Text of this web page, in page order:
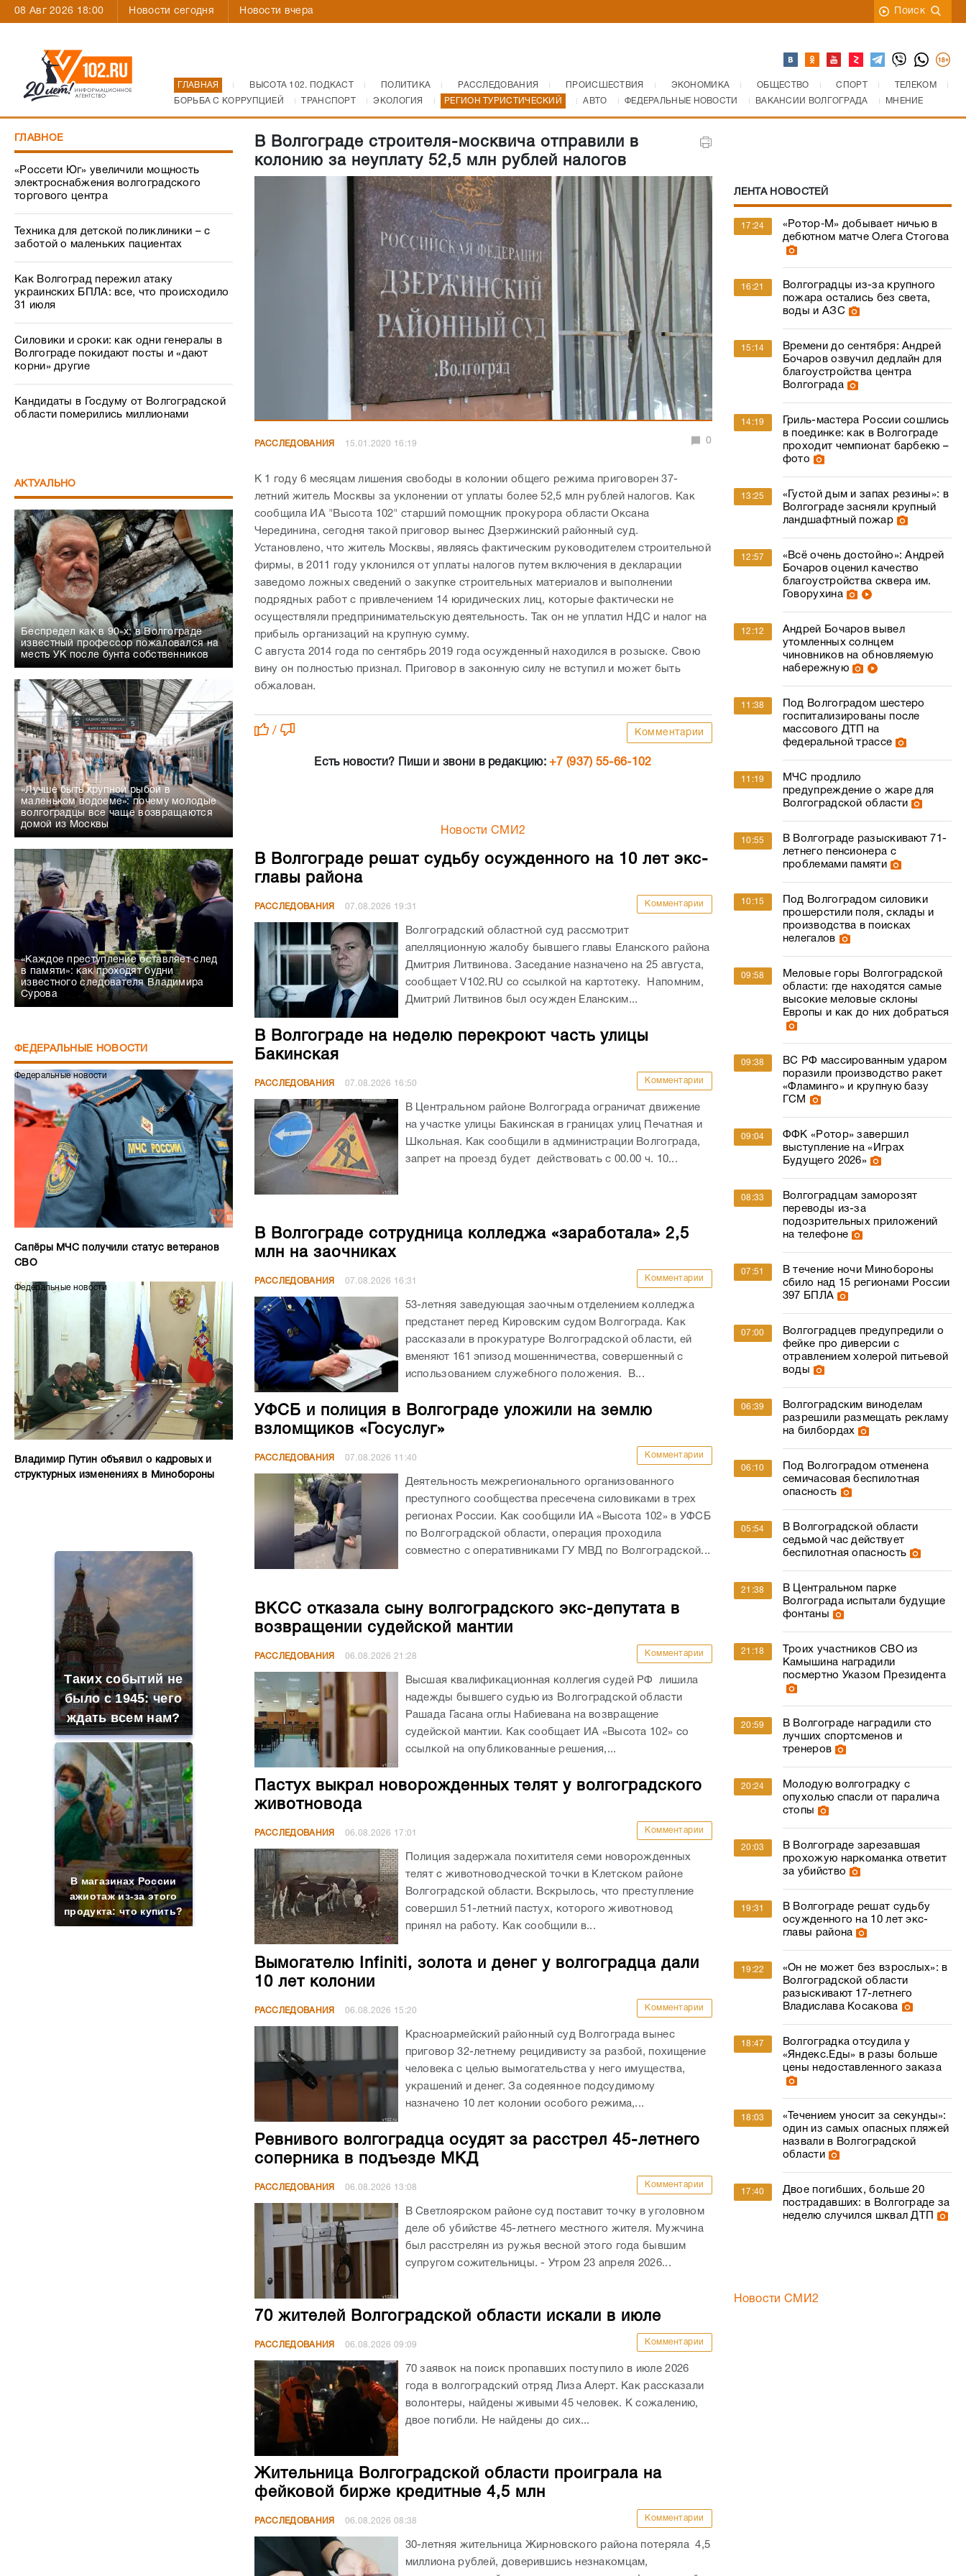
08 Авг 2026 18:00 Новости сегодня Новости вчера Поиск
ГЛАВНАЯ ВЫСОТА 102. ПОДКАСТ ПОЛИТИКА РАССЛЕДОВАНИЯ ПРОИСШЕСТВИЯ ЭКОНОМИКА ОБЩЕСТВО СПОРТ
ТЕЛЕКОМ
БОРЬБА С КОРРУПЦИЕЙ
ТРАНСПОРТ ЭКОЛОГИЯ РЕГИОН ТУРИСТИЧЕСКИЙ АВТО ФЕДЕРАЛЬНЫЕ НОВОСТИ ВАКАНСИИ ВОЛГОГРАДА МНЕНИЕ
ГЛАВНОЕ
«Россети Юг» увеличили мощность
электроснабжения волгоградского
торгового центра
Техника для детской поликлиники – с
заботой о маленьких пациентах
Как Волгоград пережил атаку
украинских БПЛА: все, что происходило
31 июля
Силовики и сроки: как одни генералы в
Волгограде покидают посты и «дают
корни» другие
Кандидаты в Госдуму от Волгоградской
области померились миллионами
АКТУАЛЬНО
Беспредел как в 90-х: в Волгограде
известный профессор пожаловался на
месть УК после бунта собственников
«Лучше быть крупной рыбой в
маленьком водоеме»: почему молодые
волгоградцы все чаще возвращаются
домой из Москвы
«Каждое преступление оставляет след
в памяти»: как проходят будни
известного следователя Владимира
Сурова
ФЕДЕРАЛЬНЫЕ НОВОСТИ
Федеральные новости
Сапёры МЧС получили статус ветеранов
СВО
Федеральные новости
Владимир Путин объявил о кадровых и
структурных изменениях в Минобороны
Таких событий не
было с 1945: чего
ждать всем нам?
В магазинах России
ажиотаж из-за этого
продукта: что купить?
В Волгограде строителя-москвича отправили в
колонию за неуплату 52,5 млн рублей налогов
РАССЛЕДОВАНИЯ 15.01.2020 16:19 0
К 1 году 6 месяцам лишения свободы в колонии общего режима приговорен 37-
летний житель Москвы за уклонении от уплаты более 52,5 млн рублей налогов. Как
сообщила ИА "Высота 102" старший помощник прокурора области Оксана
Черединина, сегодня такой приговор вынес Дзержинский районный суд.
Установлено, что житель Москвы, являясь фактическим руководителем строительной
фирмы, в 2011 году уклонился от уплаты налогов путем включения в декларации
заведомо ложных сведений о закупке строительных материалов и выполнении
подрядных работ с привлечением 14 юридических лиц, которые фактически не
осуществляли предпринимательскую деятельность. Так он не уплатил НДС и налог на
прибыль организаций на крупную сумму.
С августа 2014 года по сентябрь 2019 года осужденный находился в розыске. Свою
вину он полностью признал. Приговор в законную силу не вступил и может быть
обжалован.
/ Комментарии
Есть новости? Пиши и звони в редакцию:+7 (937) 55-66-102
Новости СМИ2
В Волгограде решат судьбу осужденного на 10 лет экс-
главы района
РАССЛЕДОВАНИЯ 07.08.2026 19:31 Комментарии
Волгоградский областной суд рассмотрит
апелляционную жалобу бывшего главы Еланского района
Дмитрия Литвинова. Заседание назначено на 25 августа,
сообщает V102.RU со ссылкой на картотеку. Напомним,
Дмитрий Литвинов был осужден Еланским...
В Волгограде на неделю перекроют часть улицы
Бакинская
РАССЛЕДОВАНИЯ 07.08.2026 16:50 Комментарии
В Центральном районе Волгограда ограничат движение
на участке улицы Бакинская в границах улиц Печатная и
Школьная. Как сообщили в администрации Волгограда,
запрет на проезд будет действовать с 00.00 ч. 10...
В Волгограде сотрудница колледжа «заработала» 2,5
млн на заочниках
РАССЛЕДОВАНИЯ 07.08.2026 16:31 Комментарии
53-летняя заведующая заочным отделением колледжа
предстанет перед Кировским судом Волгограда. Как
рассказали в прокуратуре Волгоградской области, ей
вменяют 161 эпизод мошенничества, совершенный с
использованием служебного положения. В...
УФСБ и полиция в Волгограде уложили на землю
взломщиков «Госуслуг»
РАССЛЕДОВАНИЯ 07.08.2026 11:40 Комментарии
Деятельность межрегионального организованного
преступного сообщества пресечена силовиками в трех
регионах России. Как сообщили ИА «Высота 102» в УФСБ
по Волгоградской области, операция проходила
совместно с оперативниками ГУ МВД по Волгоградской...
ВКСС отказала сыну волгоградского экс-депутата в
возвращении судейской мантии
РАССЛЕДОВАНИЯ 06.08.202621:28 Комментарии
Высшая квалификационная коллегия судей РФ лишила
надежды бывшего судью из Волгоградской области
Рашада Гасана оглы Набиевана на возвращение
судейской мантии. Как сообщает ИА «Высота 102» со
ссылкой на опубликованные решения,...
Пастух выкрал новорожденных телят у волгоградского
животновода
РАССЛЕДОВАНИЯ 06.08.2026 17:01 Комментарии
Полиция задержала похитителя семи новорожденных
телят с животноводческой точки в Клетском районе
Волгоградской области. Вскрылось, что преступление
совершил 51-летний пастух, которого животновод
принял на работу. Как сообщили в...
Вымогателю Infiniti, золота и денег у волгоградца дали
10 лет колонии
РАССЛЕДОВАНИЯ 06.08.2026 15:20 Комментарии
Красноармейский районный суд Волгограда вынес
приговор 32-летнему рецидивисту за разбой, похищение
человека с целью вымогательства у него имущества,
украшений и денег. За содеянное подсудимому
назначено 10 лет колонии особого режима,...
Ревнивого волгоградца осудят за расстрел 45-летнего
соперника в подъезде МКД
РАССЛЕДОВАНИЯ 06.08.2026 13:08 Комментарии
В Светлоярском районе суд поставит точку в уголовном
деле об убийстве 45-летнего местного жителя. Мужчина
был расстрелян из ружья весной этого года бывшим
супругом сожительницы. - Утром 23 апреля 2026...
70 жителей Волгоградской области искали в июле
РАССЛЕДОВАНИЯ 06.08.202609:09 Комментарии
70 заявок на поиск пропавших поступило в июле 2026
года в волгоградский отряд Лиза Алерт. Как рассказали
волонтеры, найдены живыми 45 человек. К сожалению,
двое погибли. Не найдены до сих...
Жительница Волгоградской области проиграла на
фейковой бирже кредитные 4,5 млн
РАССЛЕДОВАНИЯ 06.08.202608:38 Комментарии
30-летняя жительница Жирновского района потеряла 4,5
миллиона рублей, доверившись незнакомцам,
ЛЕНТА НОВОСТЕЙ
17:24
«Ротор‑М» добывает ничью в
дебютном матче Олега Стогова
16:21
Волгоградцы из-за крупного
пожара остались без света,
воды и АЗС
15:14
Времени до сентября: Андрей
Бочаров озвучил дедлайн для
благоустройства центра
Волгограда
14:19
Гриль-мастера России сошлись
в поединке: как в Волгограде
проходит чемпионат барбекю –
фото
13:25
«Густой дым и запах резины»: в
Волгограде засняли крупный
ландшафтный пожар
12:57
«Всё очень достойно»: Андрей
Бочаров оценил качество
благоустройства сквера им.
Говорухина
12:12
Андрей Бочаров вывел
утомленных солнцем
чиновников на обновляемую
набережную
11:38
Под Волгоградом шестеро
госпитализированы после
массового ДТП на
федеральной трассе
11:19
МЧС продлило
предупреждение о жаре для
Волгоградской области
10:55
В Волгограде разыскивают 71-
летнего пенсионера с
проблемами памяти
10:15
Под Волгоградом силовики
прошерстили поля, склады и
производства в поисках
нелегалов
09:58
Меловые горы Волгоградской
области: где находятся самые
высокие меловые склоны
Европы и как до них добраться
09:38
ВС РФ массированным ударом
поразили производство ракет
«Фламинго» и крупную базу
ГСМ
09:04
ФФК «Ротор» завершил
выступление на «Играх
Будущего 2026»
08:33
Волгоградцам заморозят
переводы из-за
подозрительных приложений
на телефоне
07:51
В течение ночи Минобороны
сбило над 15 регионами России
397 БПЛА
07:00
Волгоградцев предупредили о
фейке про диверсии с
отравлением холерой питьевой
воды
06:39
Волгоградским виноделам
разрешили размещать рекламу
на билбордах
06:10
Под Волгоградом отменена
семичасовая беспилотная
опасность
05:54
В Волгоградской области
седьмой час действует
беспилотная опасность
21:38
В Центральном парке
Волгограда испытали будущие
фонтаны
21:18
Троих участников СВО из
Камышина наградили
посмертно Указом Президента
20:59
В Волгограде наградили сто
лучших спортсменов и
тренеров
20:24
Молодую волгоградку с
опухолью спасли от паралича
стопы
20:03
В Волгограде зарезавшая
прохожую наркоманка ответит
за убийство
19:31
В Волгограде решат судьбу
осужденного на 10 лет экс-
главы района
19:22
«Он не может без взрослых»: в
Волгоградской области
разыскивают 17-летнего
Владислава Косакова
18:47
Волгоградка отсудила у
«Яндекс.Еды» в разы больше
цены недоставленного заказа
18:03
«Течением уносит за секунды»:
один из самых опасных пляжей
назвали в Волгоградской
области
17:40
Двое погибших, больше 20
пострадавших: в Волгограде за
неделю случился шквал ДТП
Новости СМИ2